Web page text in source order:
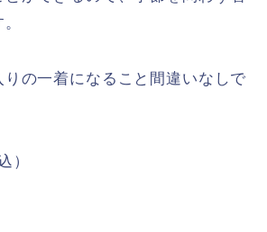
りの一着になること間違いなしで
）